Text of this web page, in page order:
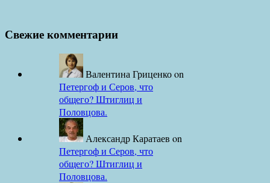
Свежие комментарии
Валентина Гриценкоon
Петергоф и Серов, что
общего? Штиглиц и
Половцова.
Александр Каратаев on
Петергоф и Серов, что
общего? Штиглиц и
Половцова.